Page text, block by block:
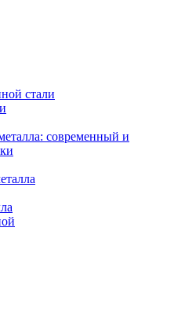
стали
современный и